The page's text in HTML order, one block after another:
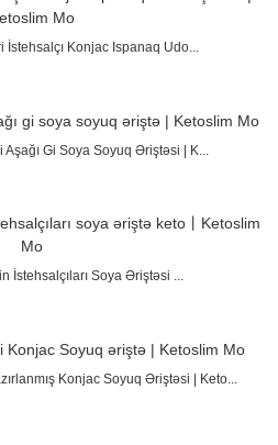
Konjac Ispanaq Udo...
Gi Soya Soyuq Əriştəsi | K...
İstehsalçıları Soya Əriştəsi ...
Konjac Soyuq Əriştəsi | Keto...